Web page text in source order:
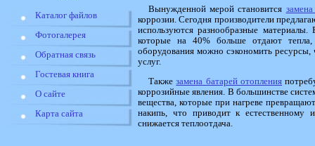
Каталог файлов
Фотогалерея
Обратная связь
Гостевая книга
О сайте
Карта сайта
Вынужденной мерой становится
коррозии. Сегодня производители
используются разнообразные
которые на 40% больше отдают тепла,
оборудования можно сэкономить
услуг.
Такжезамена батарей отопления
коррозийные явления. В большинстве
вещества, которые при нагреве
накипь, что приводит к естественному
снижается теплоотдача.